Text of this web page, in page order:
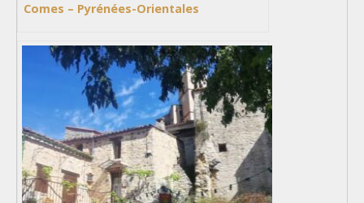
Comes – Pyrénées-Orientales